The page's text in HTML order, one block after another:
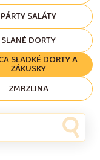
PÁRTY SALÁTY
SLANÉ DORTY
SLADKÉ DORTY A
ZÁKUSKY
ZMRZLINA